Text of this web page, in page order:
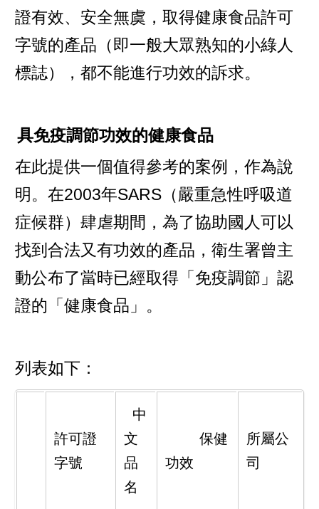
證有效、安全無虞，取得健康食品許可
字號的產品（即一般大眾熟知的小綠人
標誌），都不能進行功效的訴求。
具免疫調節功效的健康食品
在此提供一個值得參考的案例，作為說
明。在2003年SARS（嚴重急性呼吸道
症候群）肆虐期間，為了協助國人可以
找到合法又有功效的產品，衛生署曾主
動公布了當時已經取得「免疫調節」認
證的「健康食品」。
列表如下：
許可證
字號
中
文
品
名
保健
功效
所屬公
司